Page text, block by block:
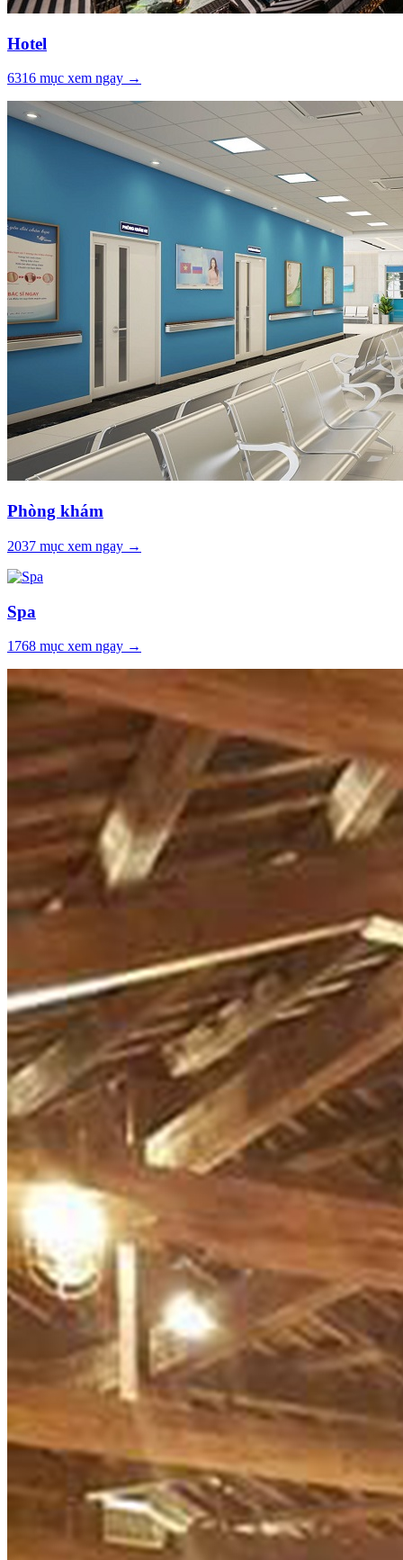
Hotel
6316 mục xem ngay →
Phòng khám
2037 mục xem ngay →
Spa
1768 mục xem ngay →